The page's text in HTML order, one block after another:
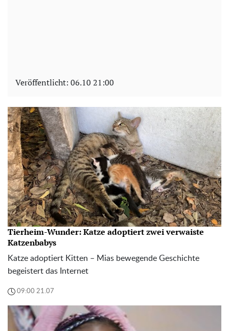
Veröffentlicht: 06.10 21:00
Tierheim-Wunder: Katze adoptiert zwei verwaiste
Katzenbabys
Katze adoptiert Kitten – Mias bewegende Geschichte
begeistert das Internet
09:00 21.07